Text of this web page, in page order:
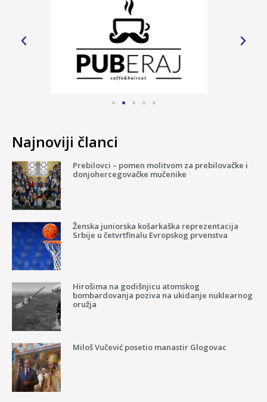
Najnoviji članci
Prebilovci – pomen molitvom za prebilovačke i
donjohercegovačke mučenike
Ženska juniorska košarkaška reprezentacija
Srbije u četvrtfinalu Evropskog prvenstva
Hirošima na godišnjicu atomskog
bombardovanja poziva na ukidanje nuklearnog
oružja
Miloš Vučević posetio manastir Glogovac